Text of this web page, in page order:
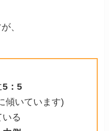
、
5：5
傾いています)
る